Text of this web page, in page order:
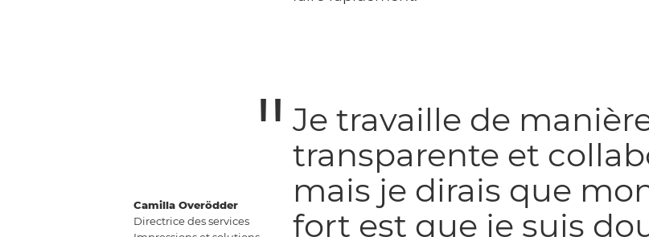
Camilla Overödder
Directrice des services
Je travaille de
transparente et
mais je dirais que
fort est que je suis